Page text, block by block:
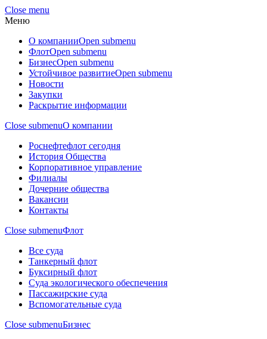
Close menu
Меню
О компанииOpen submenu
ФлотOpen submenu
БизнесOpen submenu
Устойчивое развитиеOpen submenu
Новости
Закупки
Раскрытие информации
Close submenuО компании
Роснефтефлот сегодня
История Общества
Корпоративное управление
Филиалы
Дочерние общества
Вакансии
Контакты
Close submenuФлот
Все суда
Танкерный флот
Буксирный флот
Суда экологического обеспечения
Пассажирские суда
Вспомогательные суда
Close submenuБизнес